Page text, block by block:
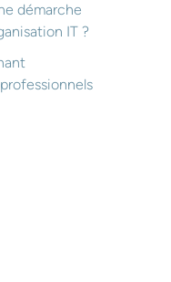
démarche
IT ?